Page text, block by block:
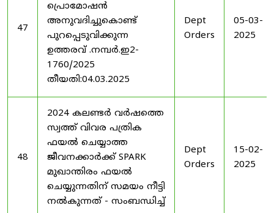
47
പ്രൊമോഷൻ
അനുവദിച്ചുകൊണ്ട്
പുറപ്പെടുവിക്കുന്ന
ഉത്തരവ് .നമ്പർ.ഇ2-
1760/2025
തീയതി:04.03.2025
Dept
Orders
05-03-
2025
48
2024 കലണ്ടർ വർഷത്തെ
സ്വത്ത് വിവര പത്രിക
ഫയൽ ചെയ്യാത്ത
ജീവനക്കാർക്ക് SPARK
മുഖാന്തിരം ഫയൽ
ചെയ്യുന്നതിന് സമയം നീട്ടി
നൽകുന്നത് - സംബന്ധിച്ച്
Dept
Orders
15-02-
2025